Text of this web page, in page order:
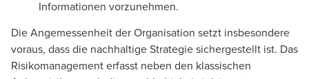
Informationen vorzunehmen.
Die Angemessenheit der Organisation setzt insbesondere
voraus, dass die nachhaltige Strategie sichergestellt ist. Das
Risikomanagement erfasst neben den klassischen